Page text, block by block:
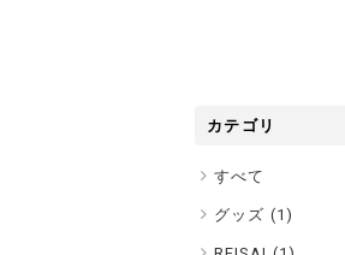
カテゴリ
すべて
グッズ (1)